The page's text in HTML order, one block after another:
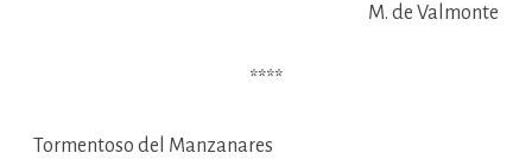
M. de Valmonte
****
Tormentoso del Manzanares